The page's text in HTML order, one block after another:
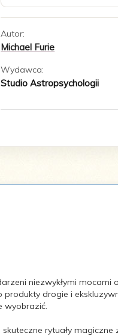
Autor:
Michael Furie
Wydawca:
Studio Astropsychologii
niezwykłymi mocami
drogie i
wyobrazić.
rytuały